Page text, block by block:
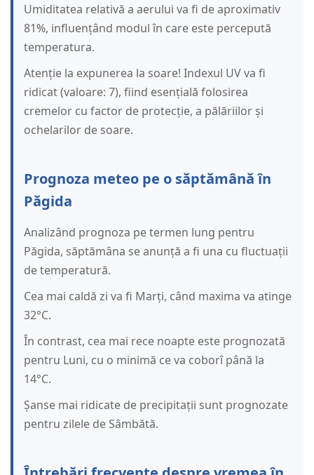
Umiditatea relativă a aerului va fi de aproximativ
81%, influențând modul în care este percepută
temperatura.
Atenție la expunerea la soare! Indexul UV va fi
ridicat (valoare: 7), fiind esențială folosirea
cremelor cu factor de protecție, a pălăriilor și
ochelarilor de soare.
Prognoza meteo pe o săptămână în
Păgida
Analizând prognoza pe termen lung pentru
Păgida, săptămâna se anunță a fi una cu fluctuații
de temperatură.
Cea mai caldă zi va fi Marți, când maxima va atinge
32°C.
În contrast, cea mai rece noapte este prognozată
pentru Luni, cu o minimă ce va coborî până la
14°C.
Șanse mai ridicate de precipitații sunt prognozate
pentru zilele de Sâmbătă.